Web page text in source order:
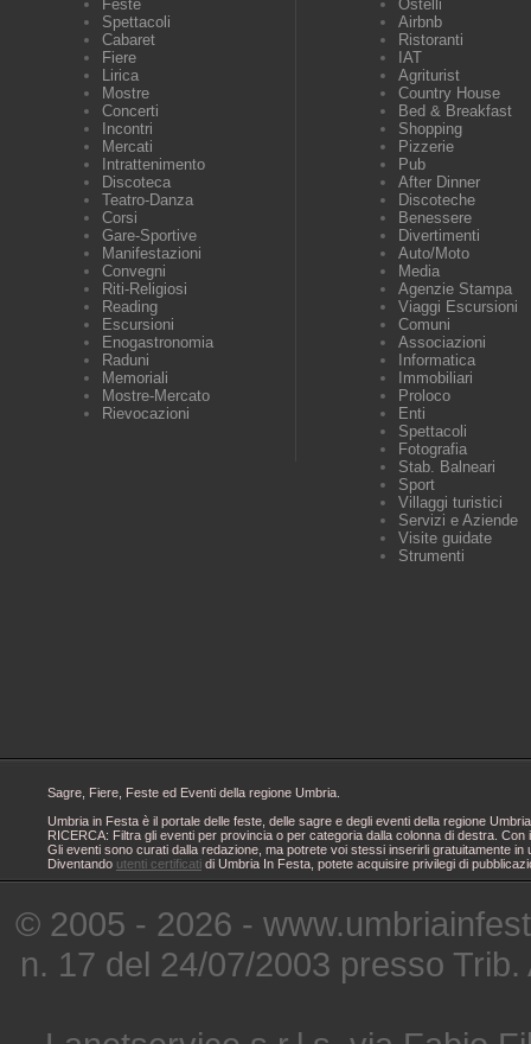
Feste
Spettacoli
Cabaret
Fiere
Lirica
Mostre
Concerti
Incontri
Mercati
Intrattenimento
Discoteca
Teatro-Danza
Corsi
Gare-Sportive
Manifestazioni
Convegni
Riti-Religiosi
Reading
Escursioni
Enogastronomia
Raduni
Memoriali
Mostre-Mercato
Rievocazioni
Ostelli
Airbnb
Ristoranti
IAT
Agriturist
Country House
Bed & Breakfast
Shopping
Pizzerie
Pub
After Dinner
Discoteche
Benessere
Divertimenti
Auto/Moto
Media
Agenzie Stampa
Viaggi Escursioni
Comuni
Associazioni
Informatica
Immobiliari
Proloco
Enti
Spettacoli
Fotografia
Stab. Balneari
Sport
Villaggi turistici
Servizi e Aziende
Visite guidate
Strumenti
Sagre, Fiere, Feste ed Eventi della regione Umbria.
Umbria in Festa è il portale delle feste, delle sagre e degli eventi della regione
RICERCA: Filtra gli eventi per provincia o per categoria dalla colonna di destra.
Gli eventi sono curati dalla redazione, ma potrete voi stessi inserirli gratuitamente
Diventando utenti certificati di Umbria In Festa, potete acquisire privilegi di
© 2005 - 2026 -
n. 17 del 24/07/2003 presso